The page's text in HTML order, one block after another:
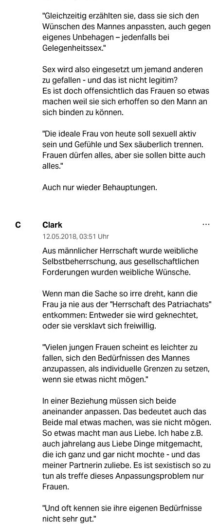
"Gleichzeitig erzählten sie, dass sie sich den
Wünschen des Mannes anpassten, auch gegen
eigenes Unbehagen – jedenfalls bei
Gelegenheitssex."
Sex wird also eingesetzt um jemand anderen
zu gefallen - und das ist nicht legitim?
Es ist doch offensichtlich das Frauen so etwas
machen weil sie sich erhoffen so den Mann an
sich binden zu können.
"Die ideale Frau von heute soll sexuell aktiv
sein und Gefühle und Sex säuberlich trennen.
Frauen dürfen alles, aber sie sollen bitte auch
alles."
Auch nur wieder Behauptungen.
C Clark
12.05.2018, 03:51 Uhr
Aus männlicher Herrschaft wurde weibliche
Selbstbeherrschung, aus gesellschaftlichen
Forderungen wurden weibliche Wünsche.
Wenn man die Sache so irre dreht, kann die
Frau ja nie aus der "Herrschaft des Patriachats"
entkommen: Entweder sie wird geknechtet,
oder sie versklavt sich freiwillig.
"Vielen jungen Frauen scheint es leichter zu
fallen, sich den Bedürfnissen des Mannes
anzupassen, als individuelle Grenzen zu setzen,
wenn sie etwas nicht mögen."
In einer Beziehung müssen sich beide
aneinander anpassen. Das bedeutet auch das
Beide mal etwas machen, was sie nicht mögen.
So etwas macht man aus Liebe. Ich habe z.B.
auch jahrelang aus Liebe Dinge mitgemacht,
die ich ganz und gar nicht mochte - und das
meiner Partnerin zuliebe. Es ist sexistisch so zu
tun als treffe dieses Anpassungsproblem nur
Frauen.
"Und oft kennen sie ihre eigenen Bedürfnisse
nicht sehr gut."